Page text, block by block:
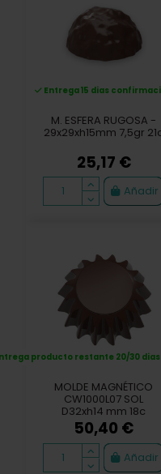
Entrega 15 dias
M. ESFERA RUGOSA -
29x29xh15mm 7,5gr
25,17 €
Añadir
producto restante 20/30 dias
MOLDE MAGNÉTICO
CW1000L07 SOL
D32xh14 mm 18c
50,40 €
Añadir